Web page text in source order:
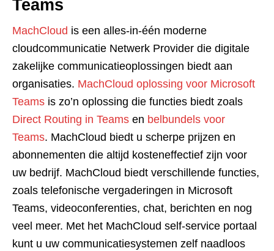
Teams
MachCloud is een alles-in-één moderne
cloudcommunicatie Netwerk Provider die digitale
zakelijke communicatieoplossingen biedt aan
organisaties. MachCloud oplossing voor Microsoft
Teams is zo’n oplossing die functies biedt zoals
Direct Routing in Teams en belbundels voor
Teams. MachCloud biedt u scherpe prijzen en
abonnementen die altijd kosteneffectief zijn voor
uw bedrijf. MachCloud biedt verschillende functies,
zoals telefonische vergaderingen in Microsoft
Teams, videoconferenties, chat, berichten en nog
veel meer. Met het MachCloud self-service portaal
kunt u uw communicatiesystemen zelf naadloos